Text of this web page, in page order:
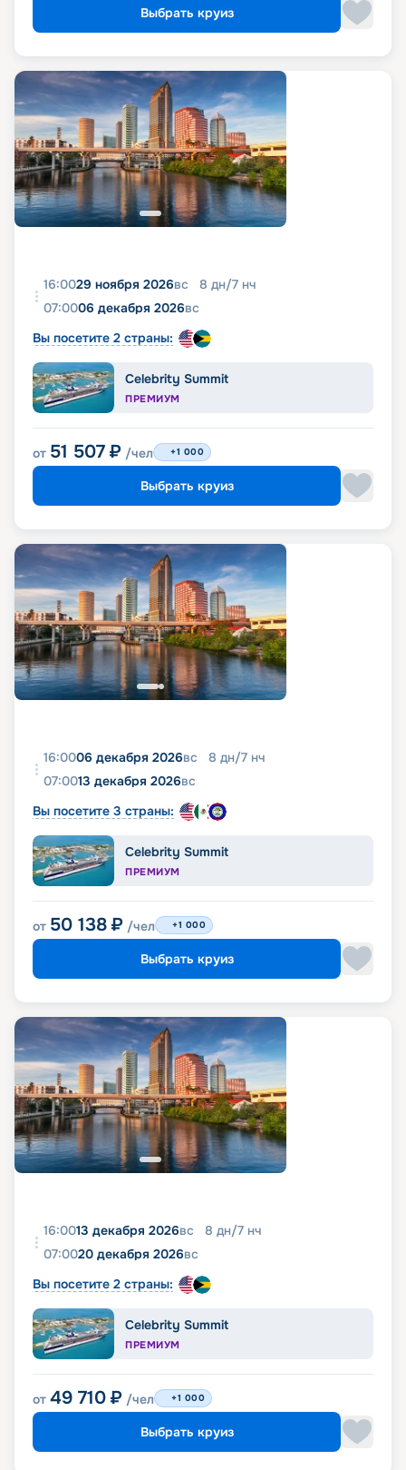
Выбрать круиз
16:0029 ноября 2026вс 8 дн/7 нч
07:0006 декабря 2026вс
Вы посетите 2 страны:
Celebrity Summit
ПРЕМИУМ
от 51 507 ₽ /чел +1 000
Выбрать круиз
16:0006 декабря 2026вс 8 дн/7 нч
07:0013 декабря 2026вс
Вы посетите 3 страны:
Celebrity Summit
ПРЕМИУМ
от 50 138 ₽ /чел +1 000
Выбрать круиз
16:0013 декабря 2026вс 8 дн/7 нч
07:0020 декабря 2026вс
Вы посетите 2 страны:
Celebrity Summit
ПРЕМИУМ
от 49 710 ₽ /чел +1 000
Выбрать круиз